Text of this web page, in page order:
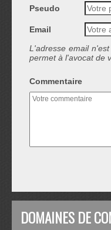
Pseudo
Email
L'adresse email
permet à l'avocat de
Commentaire
DOMAINES DE